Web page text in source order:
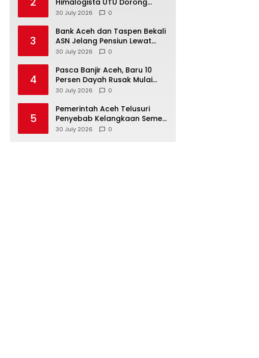
Kuala Trang Jadi Pionir Desa
Aceh
30 July 2026 0
3
Bank Aceh dan Taspen Bekali
ASN Jelang Pensiun Lewat
Sosialisasi Hak, Kewajiban,
30 July 2026 0
4
Pasca Banjir Aceh, Baru 10
Persen Dayah Rusak Mulai
Diperbaiki
30 July 2026 0
5
Pemerintah Aceh Telusuri
Penyebab Kelangkaan Semen
dan BBM, Libatkan Polda Aceh
30 July 2026 0